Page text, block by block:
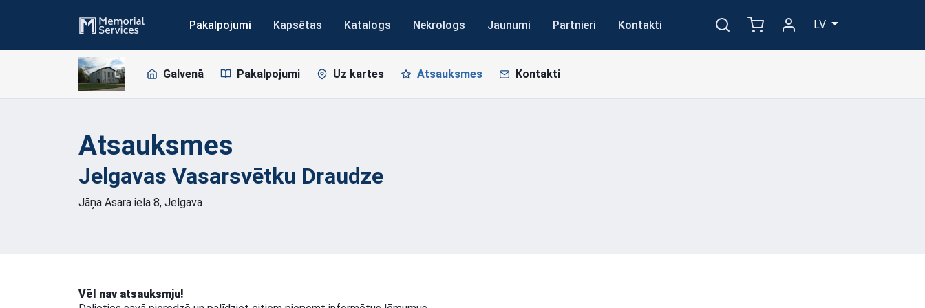
Pakalpojumi Kapsētas Katalogs Nekrologs Jaunumi Partnieri Kontakti LV
Galvenā Pakalpojumi Uz kartes Atsauksmes Kontakti
Atsauksmes
Jelgavas Vasarsvētku Draudze
Jāņa Asara iela 8, Jelgava
Vēl nav atsauksmju!